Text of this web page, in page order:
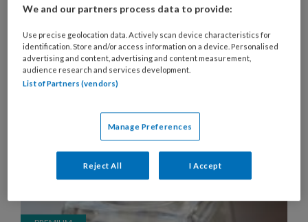
26 JUNI 2023 ACHTERGROND WET- EN REGELGEVING
We and our partners process data to provide:
Use precise geolocation data. Actively scan device characteristics for
identification. Store and/or access information on a device. Personalised
advertising and content, advertising and content measurement,
audience research and services development.
List of Partners (vendors)
Manage Preferences
Reject All I Accept